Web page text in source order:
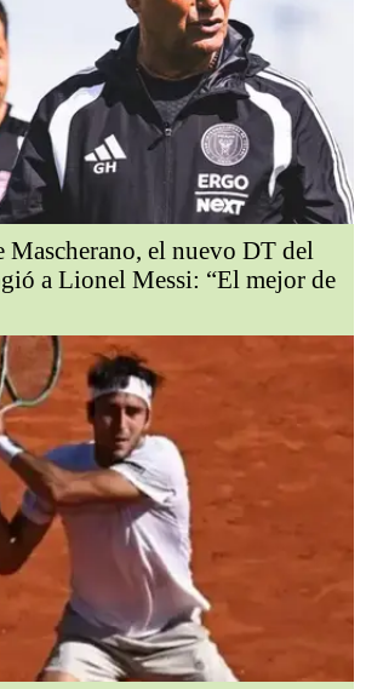
Mascherano, el nuevo DT del
a Lionel Messi: “El mejor de